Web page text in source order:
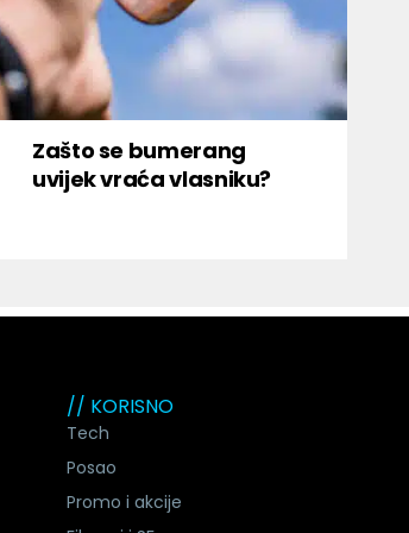
Zašto se bumerang
uvijek vraća vlasniku?
// KORISNO
Tech
Posao
Promo i akcije